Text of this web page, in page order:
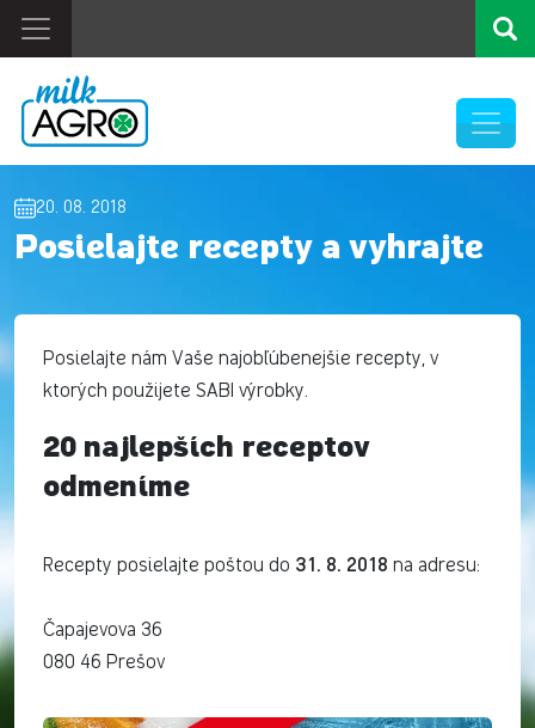
20. 08. 2018
Posielajte recepty a vyhrajte
Posielajte nám Vaše najobľúbenejšie recepty, v
ktorých použijete SABI výrobky.
20 najlepších receptov
odmeníme
Recepty posielajte poštou do 31. 8. 2018 na adresu:
Čapajevova 36
080 46 Prešov